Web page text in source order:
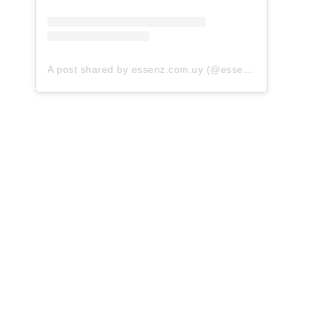
A post shared by essenz.com.uy (@essenz.com.uy)